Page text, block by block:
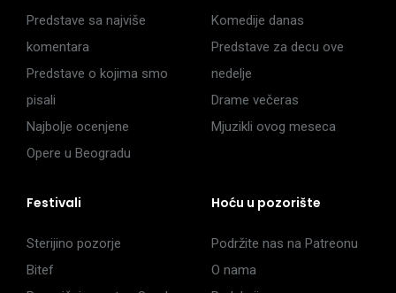
Predstave sa najviše
komentara
Predstave o kojima smo
pisali
Najbolje ocenjene
Opere u Beogradu
Komedije danas
Predstave za decu ove
nedelje
Drame večeras
Mjuzikli ovog meseca
Festivali
Sterijino pozorje
Bitef
Hoću u pozorište
Podržite nas na Patreonu
O nama